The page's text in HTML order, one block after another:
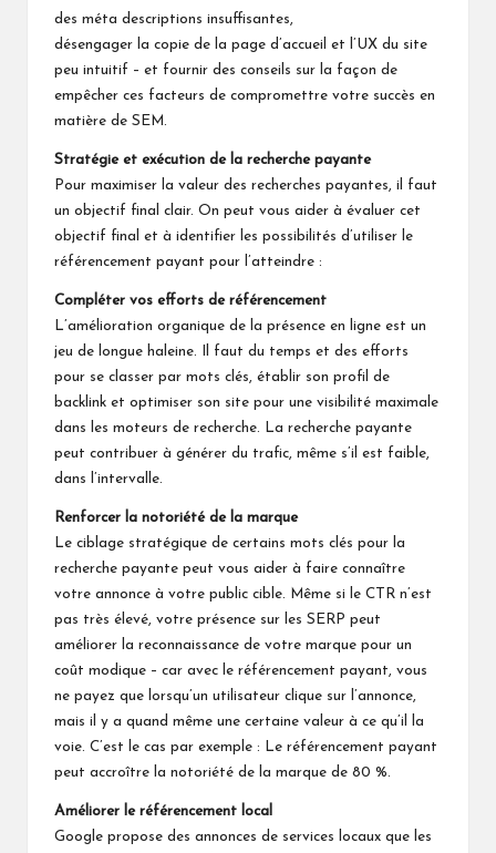
des méta descriptions insuffisantes,
désengager la copie de la page d’accueil et l’UX du site
peu intuitif – et fournir des conseils sur la façon de
empêcher ces facteurs de compromettre votre succès en
matière de SEM.
Stratégie et exécution de la recherche payante
Pour maximiser la valeur des recherches payantes, il faut
un objectif final clair. On peut vous aider à évaluer cet
objectif final et à identifier les possibilités d’utiliser le
référencement payant pour l’atteindre :
Compléter vos efforts de référencement
L’amélioration organique de la présence en ligne est un
jeu de longue haleine. Il faut du temps et des efforts
pour se classer par mots clés, établir son profil de
backlink et optimiser son site pour une visibilité maximale
dans les moteurs de recherche. La recherche payante
peut contribuer à générer du trafic, même s’il est faible,
dans l’intervalle.
Renforcer la notoriété de la marque
Le ciblage stratégique de certains mots clés pour la
recherche payante peut vous aider à faire connaître
votre annonce à votre public cible. Même si le CTR n’est
pas très élevé, votre présence sur les SERP peut
améliorer la reconnaissance de votre marque pour un
coût modique – car avec le référencement payant, vous
ne payez que lorsqu’un utilisateur clique sur l’annonce,
mais il y a quand même une certaine valeur à ce qu’il la
voie. C’est le cas par exemple : Le référencement payant
peut accroître la notoriété de la marque de 80 %.
Améliorer le référencement local
Google propose des annonces de services locaux que les